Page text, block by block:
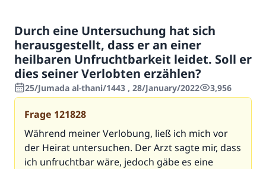
Durch eine Untersuchung hat sich
herausgestellt, dass er an einer
heilbaren Unfruchtbarkeit leidet. Soll er
dies seiner Verlobten erzählen?
25/Jumada al-thani/1443 , 28/January/2022 3,956
Frage 121828
Während meiner Verlobung, ließ ich mich vor
der Heirat untersuchen. Der Arzt sagte mir, dass
ich unfruchtbar wäre, jedoch gäbe es eine